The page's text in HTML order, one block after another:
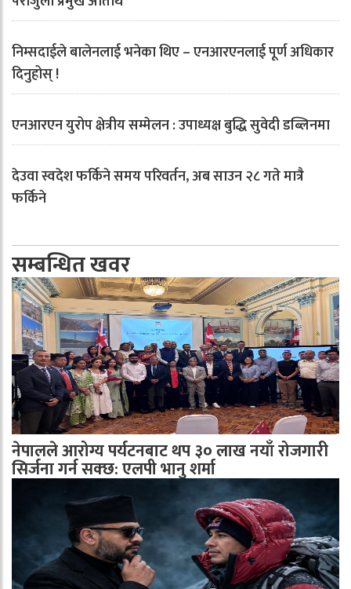
निम्सदाईले बालेनलाई भनेका थिए – एनआरएनलाई पूर्ण अधिकार
दिनुहोस् !
एनआरएन युरोप क्षेत्रीय सम्मेलन : उपाध्यक्ष बुद्धि सुवेदी डब्लिनमा
देउवा स्वदेश फर्किने समय परिवर्तन, अब साउन २८ गते मात्रै
फर्किने
सम्बन्धित खवर
नेपालले आरोग्य पर्यटनबाट थप ३० लाख नयाँ रोजगारी
सिर्जना गर्न सक्छ: एलपी भानु शर्मा